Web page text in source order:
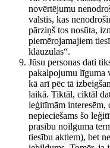
novērtējumu
valstis, kas
pārziņš tos nosūta,
piemērojamajiem
klauzulas“.
Jūsu personas dati
pakalpojumu līguma
kā arī pēc tā
laikā. Tiktāl, ciktāl
leģitīmām
nepieciešams šo
prasību noilguma
tiesību aktiem), bet